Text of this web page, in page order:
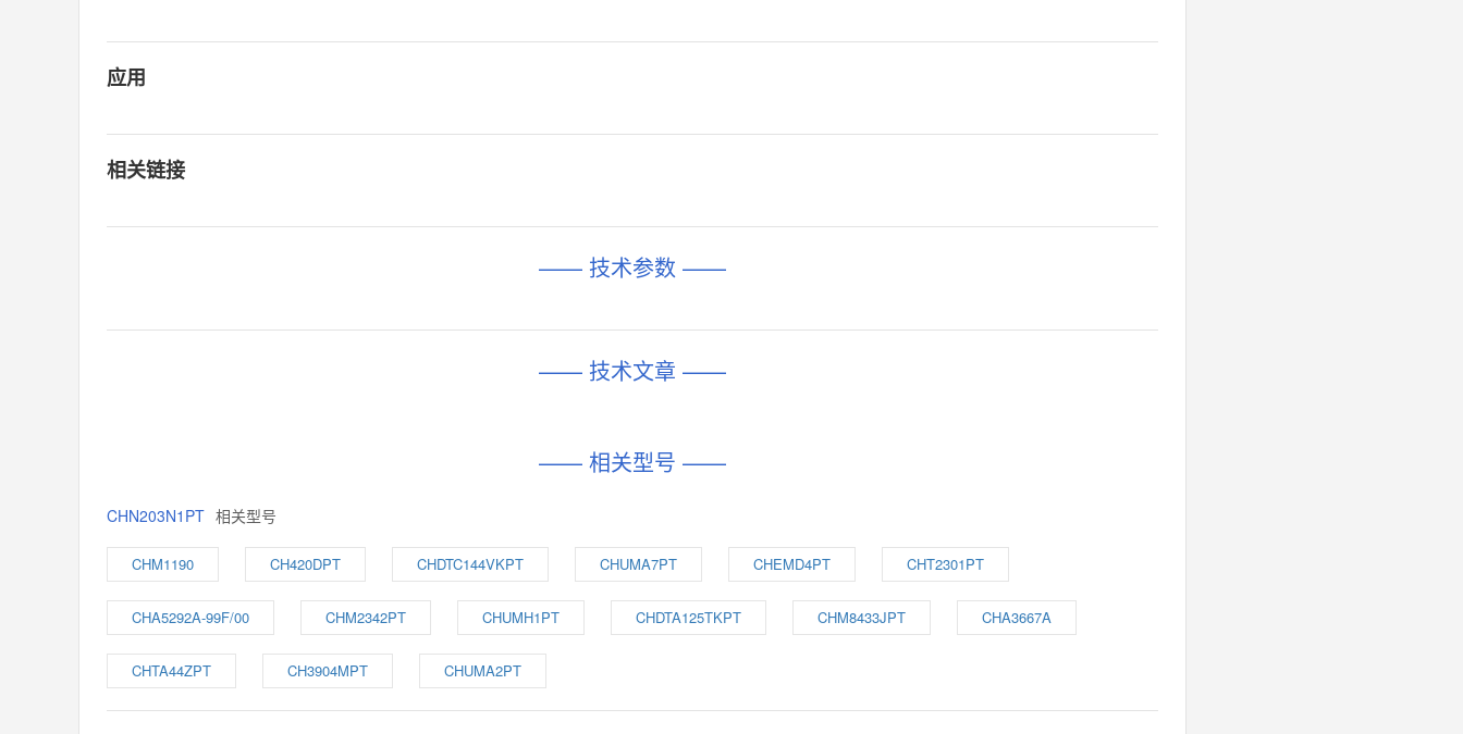
应用
相关链接
—— 技术参数 ——
—— 技术文章 ——
—— 相关型号 ——
CHN203N1PT 相关型号
CHM1190 CH420DPT CHDTC144VKPT CHUMA7PT CHEMD4PT CHT2301PT
CHA5292A-99F/00 CHM2342PT CHUMH1PT CHDTA125TKPT CHM8433JPT CHA3667A
CHTA44ZPT CH3904MPT CHUMA2PT